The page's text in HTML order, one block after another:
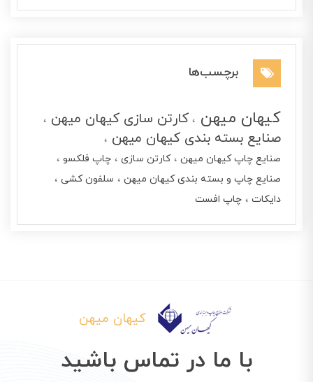
برچسب‌ها
کیهان میهن
کارتن سازی کیهان میهن
صنایع بسته بندی کیهان میهن
صنایع چاپ کیهان میهن کارتن سازی
چاپ فلکسو
صنایع چاپ و بسته بندی کیهان میهن
سلفون کشی
دایکات
چاپ افست
کیهان میهن
با ما در تماس باشید